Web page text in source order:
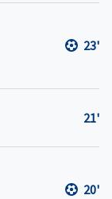
23'
21'
20'